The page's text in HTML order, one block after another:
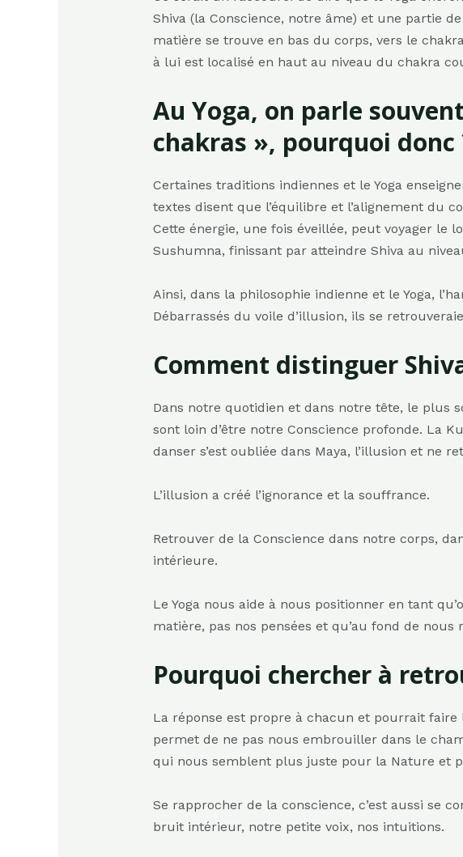
Shiva (la Conscience, notre âme) et une partie
matière se trouve en bas du corps, vers le
à lui est localisé en haut au niveau du chakra
Au Yoga, on parle
chakras », pourquoi donc
Certaines traditions indiennes et le Yoga
textes disent que l’équilibre et l’alignement du
Cette énergie, une fois éveillée, peut voyager le
Sushumna, finissant par atteindre Shiva au
Ainsi, dans la philosophie indienne et le Yoga,
Débarrassés du voile d’illusion, ils se
Comment distinguer
Dans notre quotidien et dans notre tête, le plus
sont loin d’être notre Conscience profonde. La
danser s’est oubliée dans Maya, l’illusion et ne
L’illusion a créé l’ignorance et la souffrance.
Retrouver de la Conscience dans notre corps,
intérieure.
Le Yoga nous aide à nous positionner en tant
matière, pas nos pensées et qu’au fond de
Pourquoi chercher à
La réponse est propre à chacun et pourrait faire
permet de ne pas nous embrouiller dans le
qui nous semblent plus juste pour la Nature et
Se rapprocher de la conscience, c’est aussi se
bruit intérieur, notre petite voix, nos intuitions.